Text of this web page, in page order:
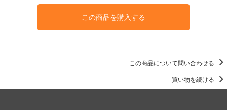
この商品を購入する
この商品について問い合わせる
買い物を続ける